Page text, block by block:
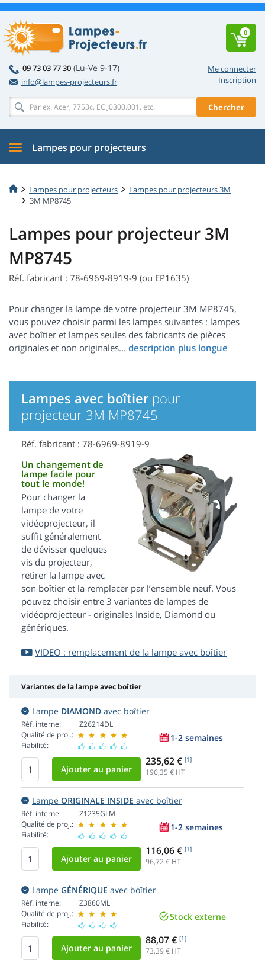
Me connecter
Inscription
09 73 03 77 30 (Lu-Ve 9-17)
info@lampes-projecteurs.fr
Chercher
0
Lampes pour projecteurs
Lampes pour projecteurs
Lampes pour projecteurs 3M
3M MP8745
Lampes pour projecteur 3M
MP8745
Réf. fabricant : 78-6969-8919-9 (ou EP1635)
Pour changer la lampe de votre projecteur 3M MP8745,
vous pouvez choisir parmi les lampes suivantes : lampes
avec boîtier et lampes seules des fabricants de pièces
originales et non originales...
Lampes avec boîtier pour
projecteur 3M MP8745
Réf. fabricant : 78-6969-8919-9
Un changement de
lampe facile pour
tout le monde!
Pour changer la
lampe de votre
vidéoprojecteur, il
suffit généralement
de dévisser quelques
vis du projecteur,
retirer la lampe avec
son boîtier et la remplacer par l’ensemble neuf. Vous
pouvez choisir entre 3 variantes de lampes de
vidéoprojecteur - originales Inside, Diamond ou
génériques.
VIDEO : remplacement de la lampe avec boîtier
Variantes de la lampe avec boîtier
Lampe DIAMOND avec boîtier
Réf. interne:
Qualité de proj.:
Fiabilité:
Z26214DL
1-2 semaines
235,62 € [1]
196,35 € HT
Lampe ORIGINALE INSIDE avec boîtier
Réf. interne:
Qualité de proj.:
Fiabilité:
Z1235GLM
1-2 semaines
116,06 € [1]
96,72€ HT
Lampe GÉNÉRIQUE avec boîtier
Réf. interne:
Qualité de proj.:
Fiabilité:
Z3860ML
Stock externe
88,07 € [1]
73,39€ HT